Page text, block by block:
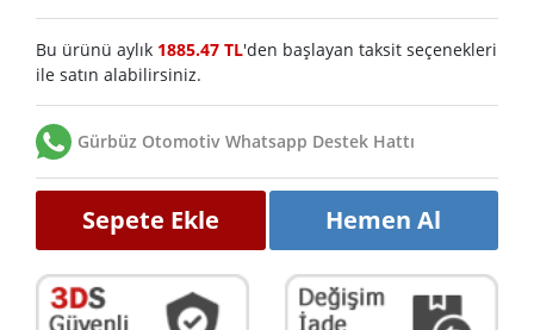
Bu ürünü aylık 1885.47 TL'den başlayan taksit seçenekleri
ile satın alabilirsiniz.
Gürbüz Otomotiv Whatsapp Destek Hattı
Sepete Ekle Hemen Al